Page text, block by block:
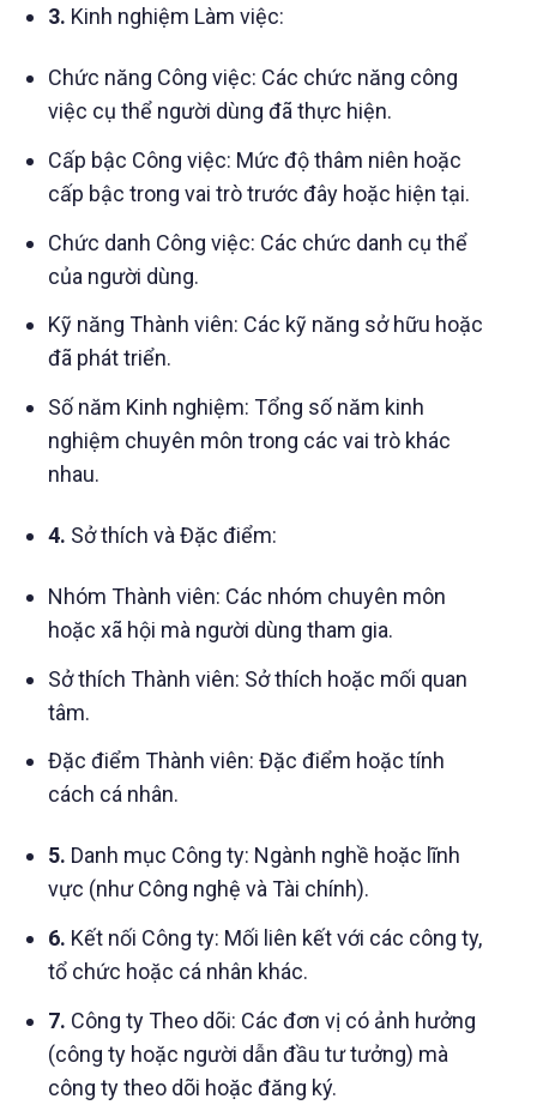
3. Kinh nghiệm Làm việc:
Chức năng Công việc: Các chức năng công
việc cụ thể người dùng đã thực hiện.
Cấp bậc Công việc: Mức độ thâm niên hoặc
cấp bậc trong vai trò trước đây hoặc hiện tại.
Chức danh Công việc: Các chức danh cụ thể
của người dùng.
Kỹ năng Thành viên: Các kỹ năng sở hữu hoặc
đã phát triển.
Số năm Kinh nghiệm: Tổng số năm kinh
nghiệm chuyên môn trong các vai trò khác
nhau.
4. Sở thích và Đặc điểm:
Nhóm Thành viên: Các nhóm chuyên môn
hoặc xã hội mà người dùng tham gia.
Sở thích Thành viên: Sở thích hoặc mối quan
tâm.
Đặc điểm Thành viên: Đặc điểm hoặc tính
cách cá nhân.
5. Danh mục Công ty: Ngành nghề hoặc lĩnh
vực (như Công nghệ và Tài chính).
6. Kết nối Công ty: Mối liên kết với các công ty,
tổ chức hoặc cá nhân khác.
7. Công ty Theo dõi: Các đơn vị có ảnh hưởng
(công ty hoặc người dẫn đầu tư tưởng) mà
công ty theo dõi hoặc đăng ký.